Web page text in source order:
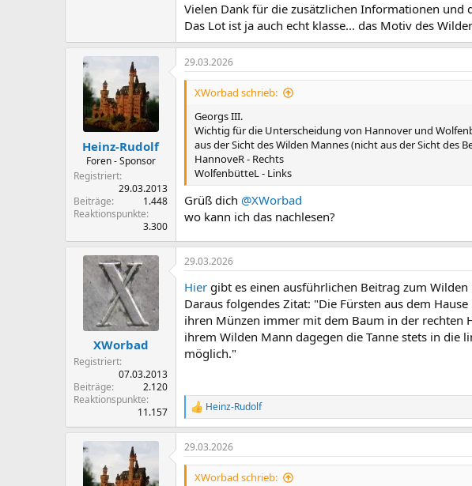
Zum Abschluss noch die Einordnung nach Welter. Dort
Vielen Dank für die zusätzlichen Informationen und
Das Lot ist ja auch echt klasse... das Motiv des
Heinz-Rudolf
Foren - Sponsor
Registriert
29.03.2013
Beiträge
1.448
Reaktionspunkte
3.300
29.03.2026
XWorbad schrieb:
Georgs III.
Wichtig für die Unterscheidung von Hannover und
aus der Sicht des Wilden Mannes (nicht aus der Sicht des
HannoveR - Rechts
WolfenbütteL - Links
Grüß dich @XWorbad
wo kann ich das nachlesen?
XWorbad
Registriert
07.03.2013
Beiträge
2.120
Reaktionspunkte
11.157
29.03.2026
Hier gibt es einen ausführlichen Beitrag zum Wilden
Daraus folgendes Zitat: "Die Fürsten aus dem
ihren Münzen immer mit dem Baum in der rechten
ihrem Wilden Mann dagegen die Tanne stets in die
möglich."
R
e
a
k
t
Heinz-Rudolf
29.03.2026
XWorbad schrieb: